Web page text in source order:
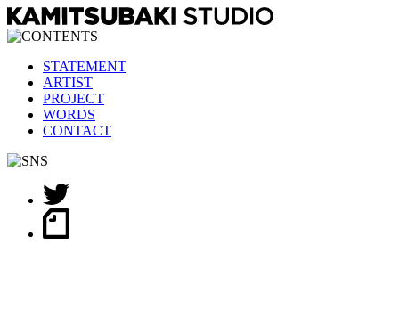
STATEMENT
ARTIST
PROJECT
WORDS
CONTACT